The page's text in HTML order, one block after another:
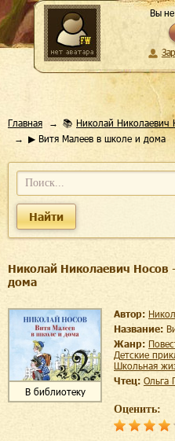
Вы не
Главная 📚 Николай Николаевич
▶ Витя Малеев в школе и дома
Найти
Николай Николаевич
дома
В библиотеку
Автор:
Название:
Жанр:
детские
школьная
Чтец:
Оценить: